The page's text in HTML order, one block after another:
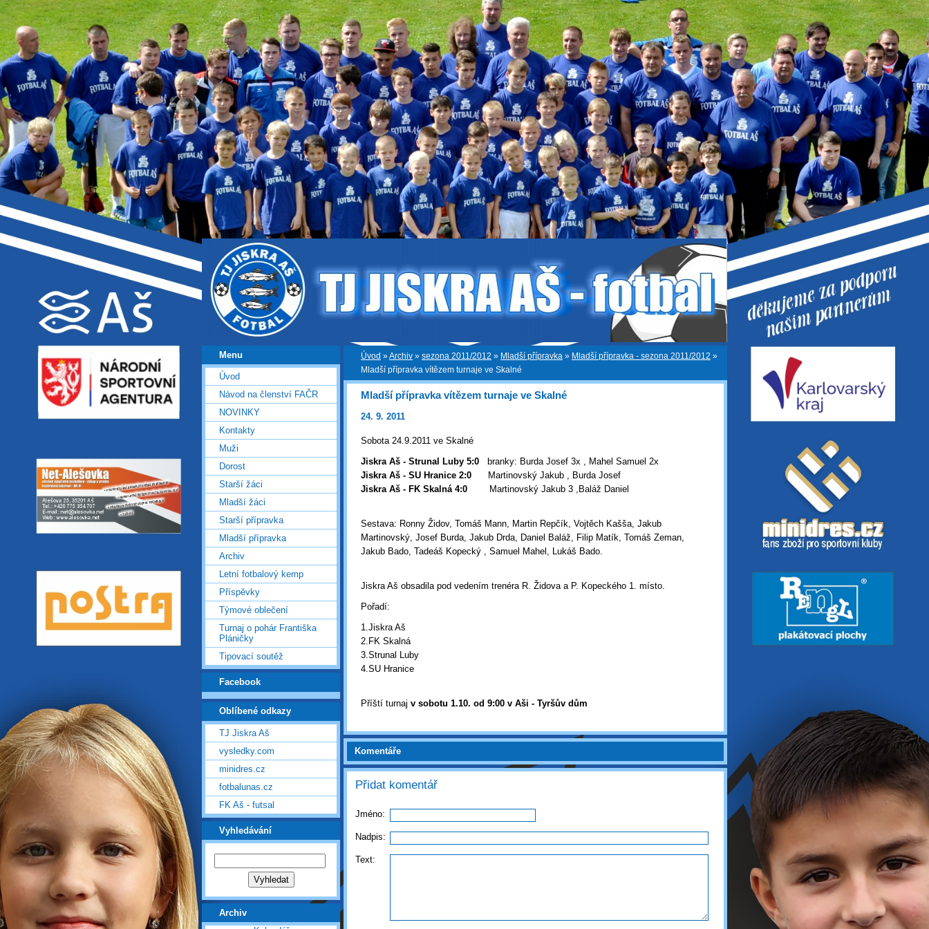
Úvod »Archiv » sezona 2011/2012 » Mladší přípravka » Mladší přípravka - sezona 2011/2012 »
Mladší přípravka vítězem turnaje ve Skalné
Mladší přípravka vítězem turnaje ve Skalné
24. 9. 2011
Sobota 24.9.2011 ve Skalné
Jiskra Aš - Strunal Luby 5:0
branky: Burda Josef 3x , Mahel Samuel 2x
Jiskra Aš - SU Hranice 2:0
Martinovský Jakub , Burda Josef
Jiskra Aš - FK Skalná 4:0
Martinovský Jakub 3 ,Baláž Daniel
Sestava: Ronny Židov, Tomáš Mann, Martin Repčík, Vojtěch Kašša, Jakub
Martinovský, Josef Burda, Jakub Drda, Daniel Baláž, Filip Matík, Tomáš Zeman,
Jakub Bado, Tadeáš Kopecký , Samuel Mahel, Lukáš Bado.
Jiskra Aš obsadila pod vedením trenéra R. Židova a P. Kopeckého 1. místo.
Pořadí:
1.Jiskra Aš
2.FK Skalná
3.Strunal Luby
4.SU Hranice
Příští turnaj v sobotu 1.10. od 9:00 v Aši - Tyršův dům
Komentáře
Přidat komentář
Jméno:
Nadpis:
Text:
Menu
Úvod
Návod na členství FAČR
NOVINKY
Kontakty
Muži
Dorost
Starší žáci
Mladší žáci
Starší přípravka
Mladší přípravka
Archiv
Letní fotbalový kemp
Příspěvky
Týmové oblečení
Turnaj o pohár Františka
Pláničky
Tipovací soutěž
Facebook
Oblíbené odkazy
TJ Jiskra Aš
vysledky.com
minidres.cz
fotbalunas.cz
FK Aš - futsal
Vyhledávání
Archiv